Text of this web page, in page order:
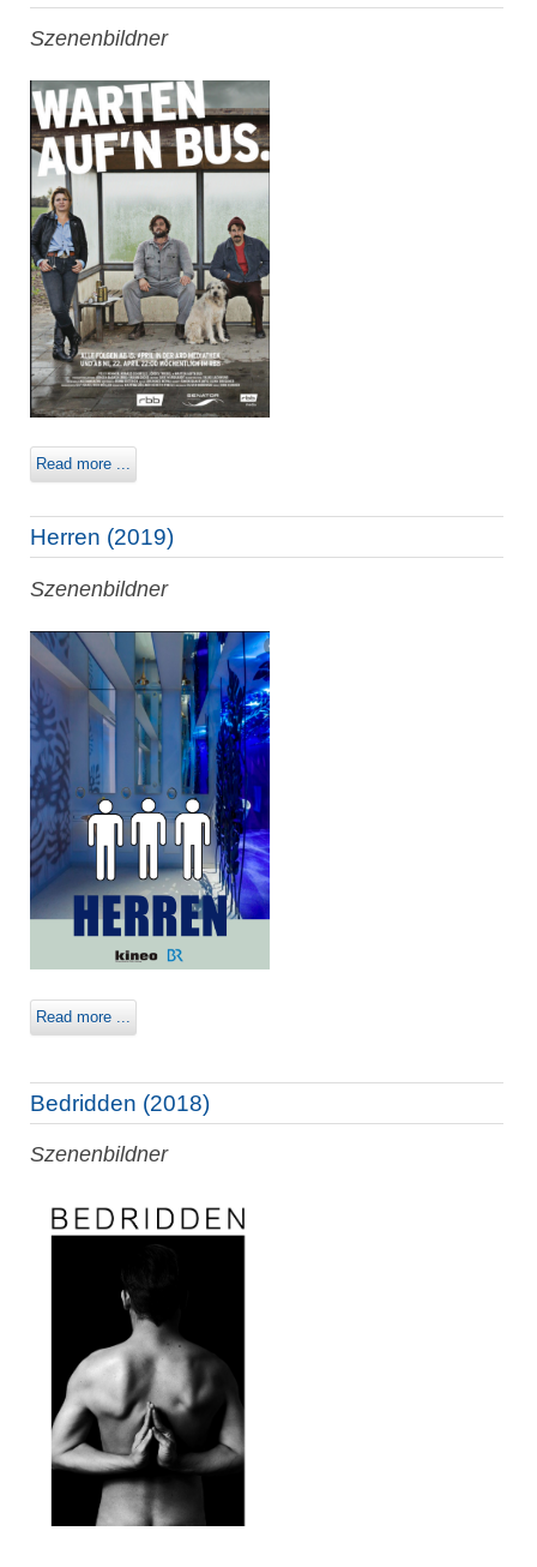
Szenenbildner
Read more ...
Herren (2019)
Szenenbildner
Read more ...
Bedridden (2018)
Szenenbildner